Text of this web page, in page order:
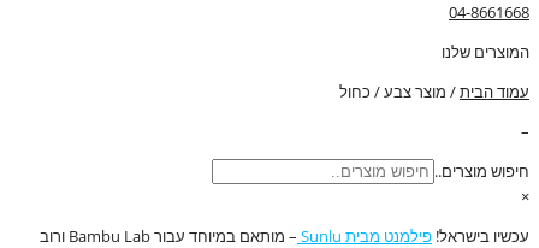
04-8661668
המוצרים שלנו
עמוד הבית/ מוצר צבע / כחול
–
חיפוש מוצרים..
×
עכשיו בישראל! פילמנט מבית Sunlu
– מותאם במיוחד עבור Bambu Lab ורוב